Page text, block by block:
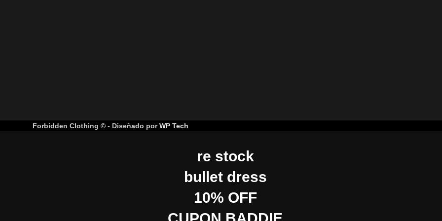
Forbidden Clothing © - Diseñado porWP Tech
re stock
bullet dress
10% OFF